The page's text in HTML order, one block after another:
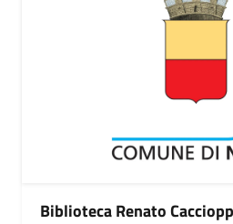
Biblioteca Renato